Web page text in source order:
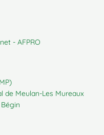
- AFPRO
de Meulan-Les Mureaux